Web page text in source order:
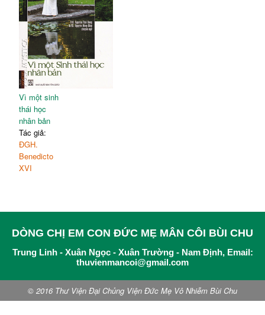
Vì một sinh
thái học
nhân bản
Tác giả:
ĐGH.
Benedicto
XVI
DÒNG CHỊ EM CON ĐỨC MẸ MÂN CÔI BÙI CHU
Trung Linh - Xuân Ngọc - Xuân Trường - Nam Định, Email:
thuvienmancoi@gmail.com
© 2016 Thư Viện Đại Chủng Viện Đức Mẹ Vô Nhiễm Bùi Chu